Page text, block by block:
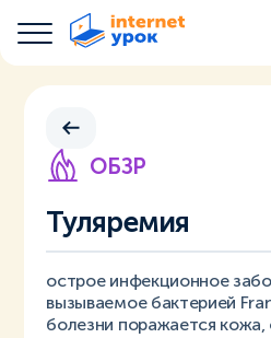
ОБЗР
Туляремия
острое инфекционное
вызываемое бактерией
болезни поражается кожа,